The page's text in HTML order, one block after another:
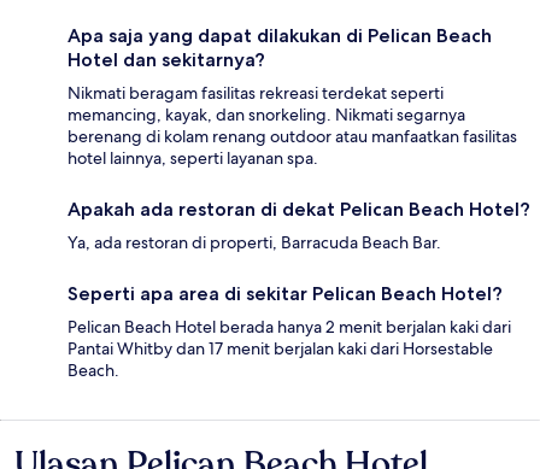
Apa saja yang dapat dilakukan di Pelican Beach
Hotel dan sekitarnya?
Nikmati beragam fasilitas rekreasi terdekat seperti
memancing, kayak, dan snorkeling. Nikmati segarnya
berenang di kolam renang outdoor atau manfaatkan fasilitas
hotel lainnya, seperti layanan spa.
Apakah ada restoran di dekat Pelican Beach Hotel?
Ya, ada restoran di properti, Barracuda Beach Bar.
Seperti apa area di sekitar Pelican Beach Hotel?
Pelican Beach Hotel berada hanya 2 menit berjalan kaki dari
Pantai Whitby dan 17 menit berjalan kaki dari Horsestable
Beach.
Ulasan